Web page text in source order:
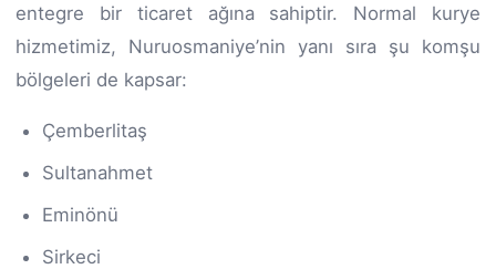
entegre bir ticaret ağına sahiptir. Normal kurye
hizmetimiz, Nuruosmaniye’nin yanı sıra şu komşu
bölgeleri de kapsar:
Çemberlitaş
Sultanahmet
Eminönü
Sirkeci